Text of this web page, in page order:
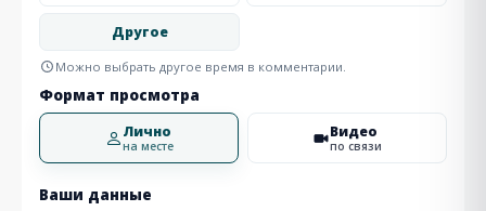
Другое
Можно выбрать другое время в комментарии.
Формат просмотра
Лично
на месте
Видео
по связи
Ваши данные